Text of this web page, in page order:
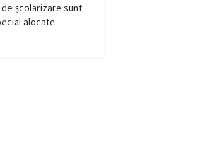
școlarizare sunt
alocate